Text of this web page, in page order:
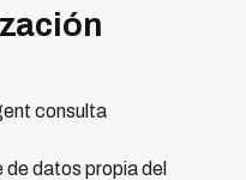
consulta
datos propia del